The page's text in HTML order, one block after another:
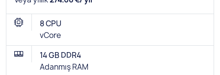
8 CPU
vCore
14 GB DDR4
Adanmış RAM